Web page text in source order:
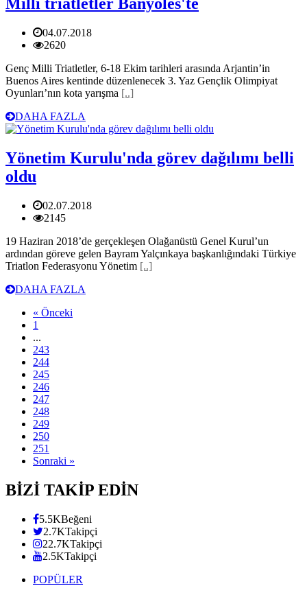
04.07.2018
2620
Genç Milli Triatletler, 6-18 Ekim tarihleri arasında Arjantin’in
Buenos Aires kentinde düzenlenecek 3. Yaz Gençlik Olimpiyat
Oyunları’nın kota yarışma [..]
DAHA FAZLA
Yönetim Kurulu'nda görev dağılımı belli
oldu
02.07.2018
2145
19 Haziran 2018’de gerçekleşen Olağanüstü Genel Kurul’un
ardından göreve gelen Bayram Yalçınkaya başkanlığındaki Türkiye
Triatlon Federasyonu Yönetim [..]
DAHA FAZLA
« Önceki
1
...
243
244
245
246
247
248
249
250
251
Sonraki »
BİZİ TAKİP EDİN
5.5KBeğeni
2.7KTakipçi
22.7KTakipçi
2.5KTakipçi
POPÜLER